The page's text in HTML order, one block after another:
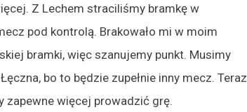
Z Lechem straciliśmy bramkę w
pod kontrolą. Brakowało mi w moim
bramki, więc szanujemy punkt. Musimy
bo to będzie zupełnie inny mecz. Teraz
zapewne więcej prowadzić grę.